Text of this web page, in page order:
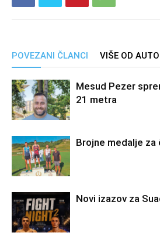
POVEZANI ČLANCI VIŠE OD
Mesud Pezer
21 metra
Brojne medalje za
Novi izazov za